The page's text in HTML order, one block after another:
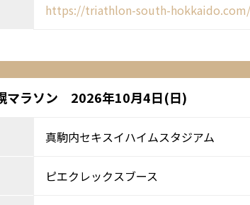
https://triathlon-south-hokkaido.com/
マラソン 2026年10月4日(日)
真駒内セキスイハイムスタジアム
ピエクレックスブース